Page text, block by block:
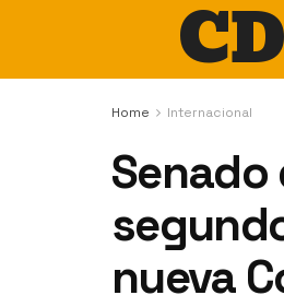
Home Internacional
Senado
nueva